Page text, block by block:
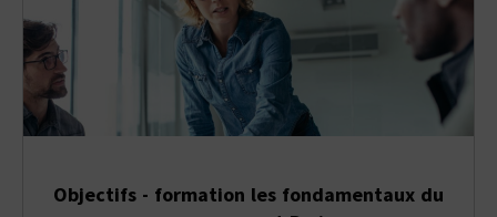
Objectifs - formation les fondamentaux du